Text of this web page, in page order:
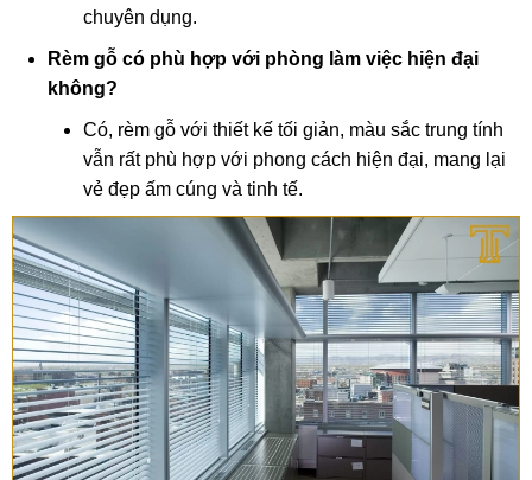
chuyên dụng.
Rèm gỗ có phù hợp với phòng làm việc hiện đại
không?
Có, rèm gỗ với thiết kế tối giản, màu sắc trung tính
vẫn rất phù hợp với phong cách hiện đại, mang lại
vẻ đẹp ấm cúng và tinh tế.